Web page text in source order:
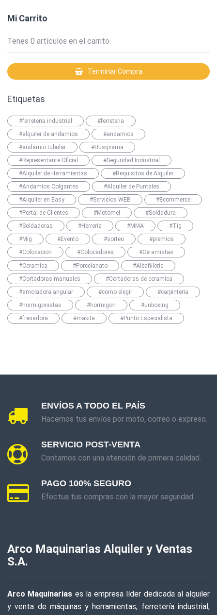
Mi Carrito
Tenes 0 artículos en el carrito
Terminar Compra
Etiquetas
#ferreteria industrial
#ferreteria
#alquiler de andamios
#andamios
#andamio tubular
#Husqvarna
#Representante Oficial
#Seguridad Industrial
#Alquiler de Herramientas
#Requisitos de Alquiler
#Andamios Colgantes
#Alquiler de Puntales
#Alquiler en Easy
#Servicios WEB
#Ecommerce
#Portal de Clientes
#Motomel
#Soldadura
#Soldadoras
#Herrería #MMA
#Tig
#Mig
#Evento #sorteo
#premios
#Colocacion
#Colocadores
#Ceramistas
#Ceramica
#Porcelanato
#Albañileria
#Cortadoras manuales
#Cortadoras de ceramica
#amoladora angular
#como elegir
#carpinteria
#hormigonistas
#hormigon
#unboxing
#fresadora
#makita #Punto Especialista
ENVÍOS A TODO EL PAÍS
Hacemos tus envíos por moto, correo o expreso.
SERVICIO POST-VENTA
Contamos con una atención de primera calidad.
PAGO 100% SEGURO
Efectua tus compras con la mayor seguridad.
Arco Maquinarias Alquiler y Ventas
S.A.
Arco Maquinarias es la empresa líder dedicada al alquiler
y venta de máquinas y herramientas, ferretería industrial,